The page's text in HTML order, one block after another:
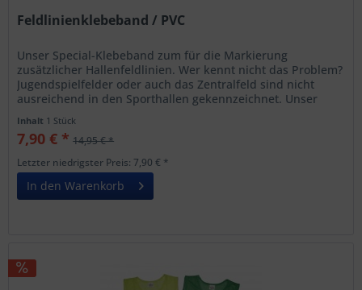
Feldlinienklebeband / PVC
Unser Special-Klebeband zum für die Markierung
zusätzlicher Hallenfeldlinien. Wer kennt nicht das Problem?
Jugendspielfelder oder auch das Zentralfeld sind nicht
ausreichend in den Sporthallen gekennzeichnet. Unser
Inhalt 1 Stück
7,90 € * 14,95 € *
Letzter niedrigster Preis: 7,90 € *
In den Warenkorb